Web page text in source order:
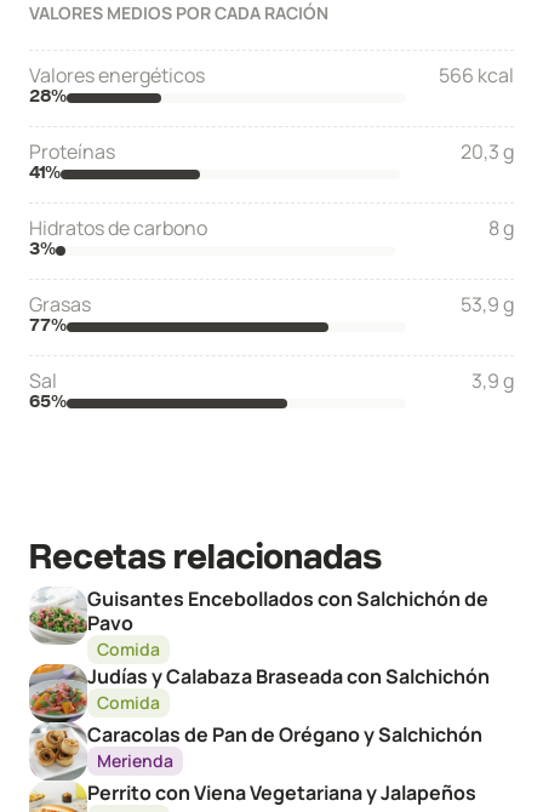
Recetas relacionadas
Guisantes Encebollados con Salchichón de
Pavo
Comida
Judías y Calabaza Braseada con Salchichón
Comida
Caracolas de Pan de Orégano y Salchichón
Merienda
Perrito con Viena Vegetariana y Jalapeños
VALORES MEDIOS POR CADA RACIÓN
Valores energéticos 566 kcal
28%
Proteínas 20,3 g
41%
Hidratos de carbono 8 g
3%
Grasas 53,9 g
77%
Sal 3,9 g
65%